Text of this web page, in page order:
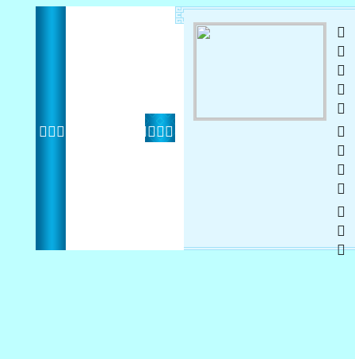
     